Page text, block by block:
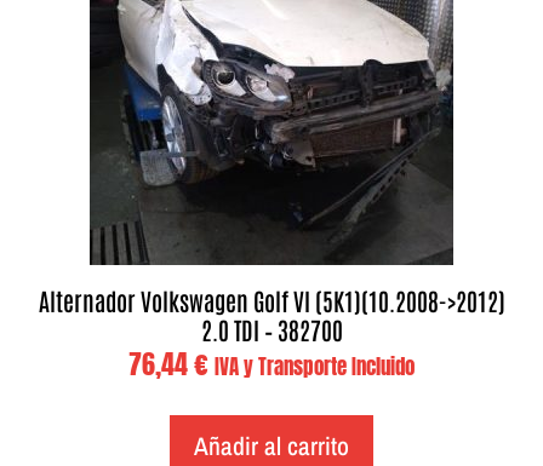
Alternador Volkswagen Golf VI (5K1)(10.2008->2012)
2.0 TDI – 382700
76,44€ IVA y Transporte Incluido
Añadir al carrito